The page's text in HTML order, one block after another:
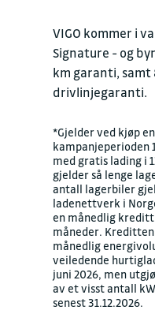
VIGO kommer i
Signature - og
km garanti, samt
drivlinjegaranti.
*Gjelder ved kjøp en
kampanjeperioden
med gratis lading i
gjelder så lenge
antall lagerbiler
ladenettverk i
en månedlig kreditt
måneder.
månedlig
veiledende
juni 2026, men
av et visst antall
senest 31.12.2026.